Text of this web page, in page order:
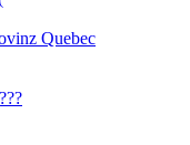
Quebec